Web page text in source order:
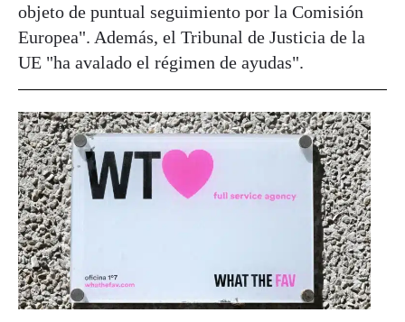
objeto de puntual seguimiento por la Comisión
Europea". Además, el Tribunal de Justicia de la
UE "ha avalado el régimen de ayudas".